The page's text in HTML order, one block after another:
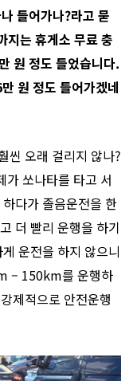
들어가나?라고 묻
지는 휴게소 무료충
만 원 정도 들었습니다.
만 원 정도 들어가겠네
씬 오래 걸리지 않나?
쏘나타를 타고 서
다가 졸음운전을 한
더 빨리 운행을 하기
운전을 하지 않으니
– 150km를 운행하
제적으로 안전운행